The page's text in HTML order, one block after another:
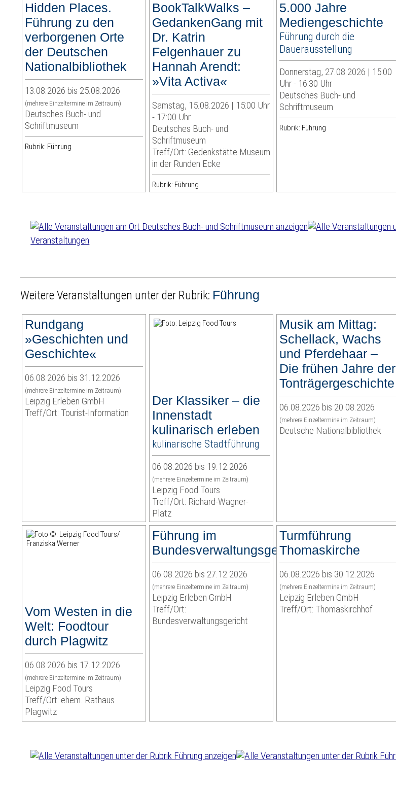
Hidden Places.
Führung zu den
verborgenen Orte
der Deutschen
Nationalbibliothek
13.08.2026 bis 25.08.2026
(mehrere Einzeltermine im Zeitraum)
Deutsches Buch- und
Schriftmuseum
Rubrik: Führung
BookTalkWalks –
GedankenGang mit
Dr. Katrin
Felgenhauer zu
Hannah Arendt:
»Vita Activa«
Samstag, 15.08.2026 | 15:00 Uhr
- 17:00 Uhr
Deutsches Buch- und
Schriftmuseum
Treff/Ort: Gedenkstätte Museum
in der Runden Ecke
Rubrik: Führung
5.000 Jahre
Mediengeschichte
Führung durch die
Dauerausstellung
Donnerstag, 27.08.2026 | 15:00
Uhr - 16:30 Uhr
Deutsches Buch- und
Schriftmuseum
Rubrik: Führung
Veranstaltungen
Weitere Veranstaltungen unter der Rubrik: Führung
Rundgang
»Geschichten und
Geschichte«
06.08.2026 bis 31.12.2026
(mehrere Einzeltermine im Zeitraum)
Leipzig Erleben GmbH
Treff/Ort: Tourist-Information
Der Klassiker – die
Innenstadt
kulinarisch erleben
kulinarische Stadtführung
06.08.2026 bis 19.12.2026
(mehrere Einzeltermine im Zeitraum)
Leipzig Food Tours
Treff/Ort: Richard-Wagner-
Platz
Musik am Mittag:
Schellack, Wachs
und Pferdehaar –
Die frühen Jahre der
Tonträgergeschichte
06.08.2026 bis 20.08.2026
(mehrere Einzeltermine im Zeitraum)
Deutsche Nationalbibliothek
Vom Westen in die
Welt: Foodtour
durch Plagwitz
06.08.2026 bis 17.12.2026
(mehrere Einzeltermine im Zeitraum)
Leipzig Food Tours
Treff/Ort: ehem. Rathaus
Plagwitz
Führung im
Bundesverwaltungsgericht
06.08.2026 bis 27.12.2026
(mehrere Einzeltermine im Zeitraum)
Leipzig Erleben GmbH
Treff/Ort:
Bundesverwaltungsgericht
Turmführung
Thomaskirche
06.08.2026 bis 30.12.2026
(mehrere Einzeltermine im Zeitraum)
Leipzig Erleben GmbH
Treff/Ort: Thomaskirchhof